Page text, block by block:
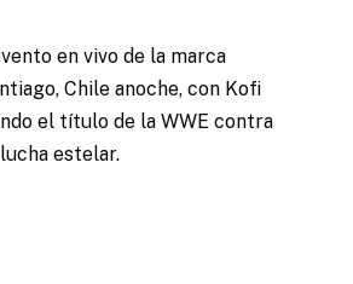
en vivo de la marca
Chile anoche, con Kofi
el título de la WWE contra
estelar.